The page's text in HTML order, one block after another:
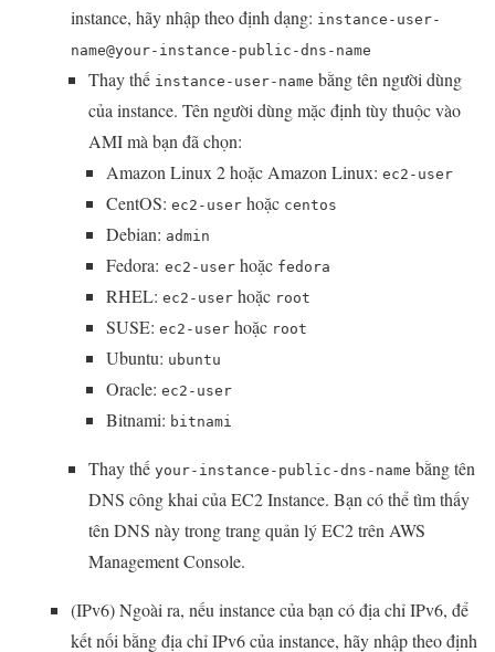
instance, hãy nhập theo định dạng: instance-user-
name@your-instance-public-dns-name
Thay thế instance-user-name bằng tên người dùng
của instance. Tên người dùng mặc định tùy thuộc vào
AMI mà bạn đã chọn:
Amazon Linux 2 hoặc Amazon Linux: ec2-user
CentOS: ec2-user hoặc centos
Debian: admin
Fedora: ec2-user hoặc fedora
RHEL: ec2-user hoặc root
SUSE: ec2-user hoặc root
Ubuntu: ubuntu
Oracle: ec2-user
Bitnami: bitnami
Thay thế your-instance-public-dns-name bằng tên
DNS công khai của EC2 Instance. Bạn có thể tìm thấy
tên DNS này trong trang quản lý EC2 trên AWS
Management Console.
(IPv6) Ngoài ra, nếu instance của bạn có địa chỉ IPv6, để
kết nối bằng địa chỉ IPv6 của instance, hãy nhập theo định